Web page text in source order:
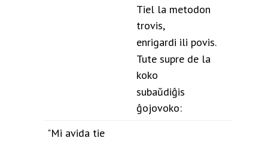
Tiel la metodon
trovis,
enrigardi ili povis.
Tute supre de la
koko
subaŭdiĝis
ĝojovoko:
"Mi avida tie